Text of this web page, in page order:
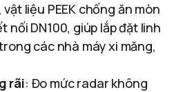
liệu PEEK chống ăn mòn
nối DN100, giúp lắp đặt linh
các nhà máy xi măng,
rãi: Đo mức radar không